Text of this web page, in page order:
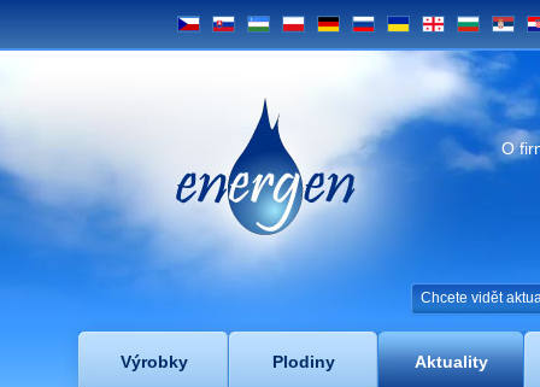
CS SK UZ PL DE RU UA GE BG SRB
Energen
O
Chcete vidět
Výrobky Plodiny Aktuality